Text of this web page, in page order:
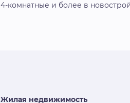
4-комнатные и более в
Жилая недвижимость